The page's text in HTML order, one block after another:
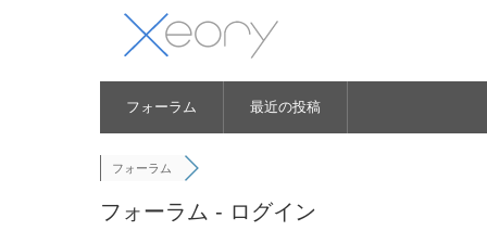
フォーラム 最近の投稿
フォーラム
フォーラム - ログイン